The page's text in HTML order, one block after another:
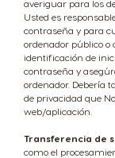
averiguar para los
Usted es
contraseña y para
ordenador público o
identificación de
contraseña y
ordenador. Debería
de privacidad que
web/aplicación.
Transferencia de
como el
Spanish
Panama